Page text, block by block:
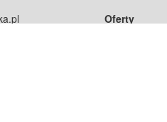
Oferty